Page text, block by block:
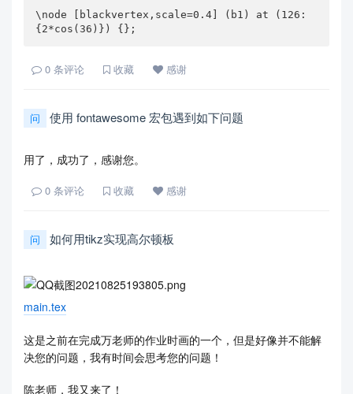
\node [blackvertex,scale=0.4] (b1) at (126:
{2*cos(36)}) {};
0 条评论 收藏 感谢
问 使用 fontawesome 宏包遇到如下问题
用了，成功了，感谢您。
0 条评论 收藏 感谢
问 如何用tikz实现高尔顿板
main.tex
这是之前在完成万老师的作业时画的一个，但是好像并不能解
决您的问题，我有时间会思考您的问题！
陈老师，我又来了！